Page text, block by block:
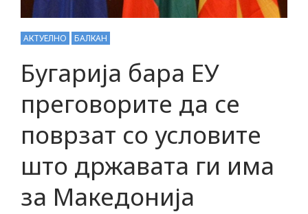
АКТУЕЛНО БАЛКАН
Бугарија бара ЕУ
преговорите да се
поврзат со условите
што државата ги има
за Македонија